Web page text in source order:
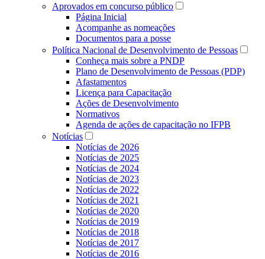
Aprovados em concurso público
Página Inicial
Acompanhe as nomeações
Documentos para a posse
Política Nacional de Desenvolvimento de Pessoas
Conheça mais sobre a PNDP
Plano de Desenvolvimento de Pessoas (PDP)
Afastamentos
Licença para Capacitação
Ações de Desenvolvimento
Normativos
Agenda de ações de capacitação no IFPB
Notícias
Notícias de 2026
Notícias de 2025
Notícias de 2024
Notícias de 2023
Notícias de 2022
Notícias de 2021
Notícias de 2020
Notícias de 2019
Notícias de 2018
Notícias de 2017
Notícias de 2016